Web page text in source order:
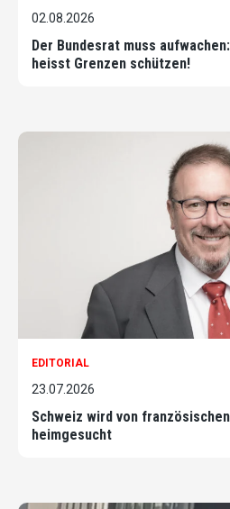
02.08.2026
Der Bundesrat muss
heisst Grenzen schützen!
EDITORIAL
23.07.2026
Schweiz wird von
heimgesucht